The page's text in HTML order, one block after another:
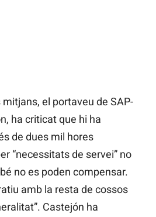
el portaveu de SAP-
n, ha criticat que hi ha
de dues mil hores
“necessitats de servei” no
no es poden compensar.
amb la resta de cossos
Castejón ha